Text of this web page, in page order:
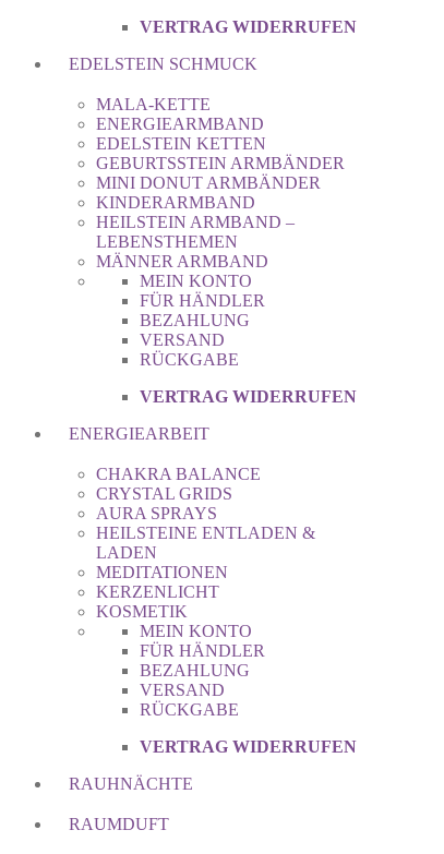
VERTRAG WIDERRUFEN
EDELSTEIN SCHMUCK
MALA-KETTE
ENERGIEARMBAND
EDELSTEIN KETTEN
GEBURTSSTEIN ARMBÄNDER
MINI DONUT ARMBÄNDER
KINDERARMBAND
HEILSTEIN ARMBAND –
LEBENSTHEMEN
MÄNNER ARMBAND
MEIN KONTO
FÜR HÄNDLER
BEZAHLUNG
VERSAND
RÜCKGABE
VERTRAG WIDERRUFEN
ENERGIEARBEIT
CHAKRA BALANCE
CRYSTAL GRIDS
AURA SPRAYS
HEILSTEINE ENTLADEN &
LADEN
MEDITATIONEN
KERZENLICHT
KOSMETIK
MEIN KONTO
FÜR HÄNDLER
BEZAHLUNG
VERSAND
RÜCKGABE
VERTRAG WIDERRUFEN
RAUHNÄCHTE
RAUMDUFT